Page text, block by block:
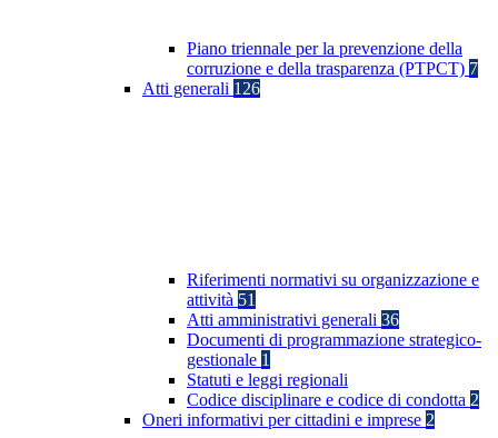
Piano triennale per la prevenzione della
corruzione e della trasparenza (PTPCT) 7
Atti generali 126
Riferimenti normativi su organizzazione e
attività 51
Atti amministrativi generali 36
Documenti di programmazione strategico-
gestionale 1
Statuti e leggi regionali
Codice disciplinare e codice di condotta 2
Oneri informativi per cittadini e imprese 2